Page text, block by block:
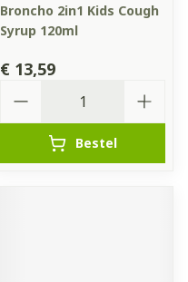
Broncho 2in1 Kids Cough
Syrup 120ml
€ 13,59
Bestel